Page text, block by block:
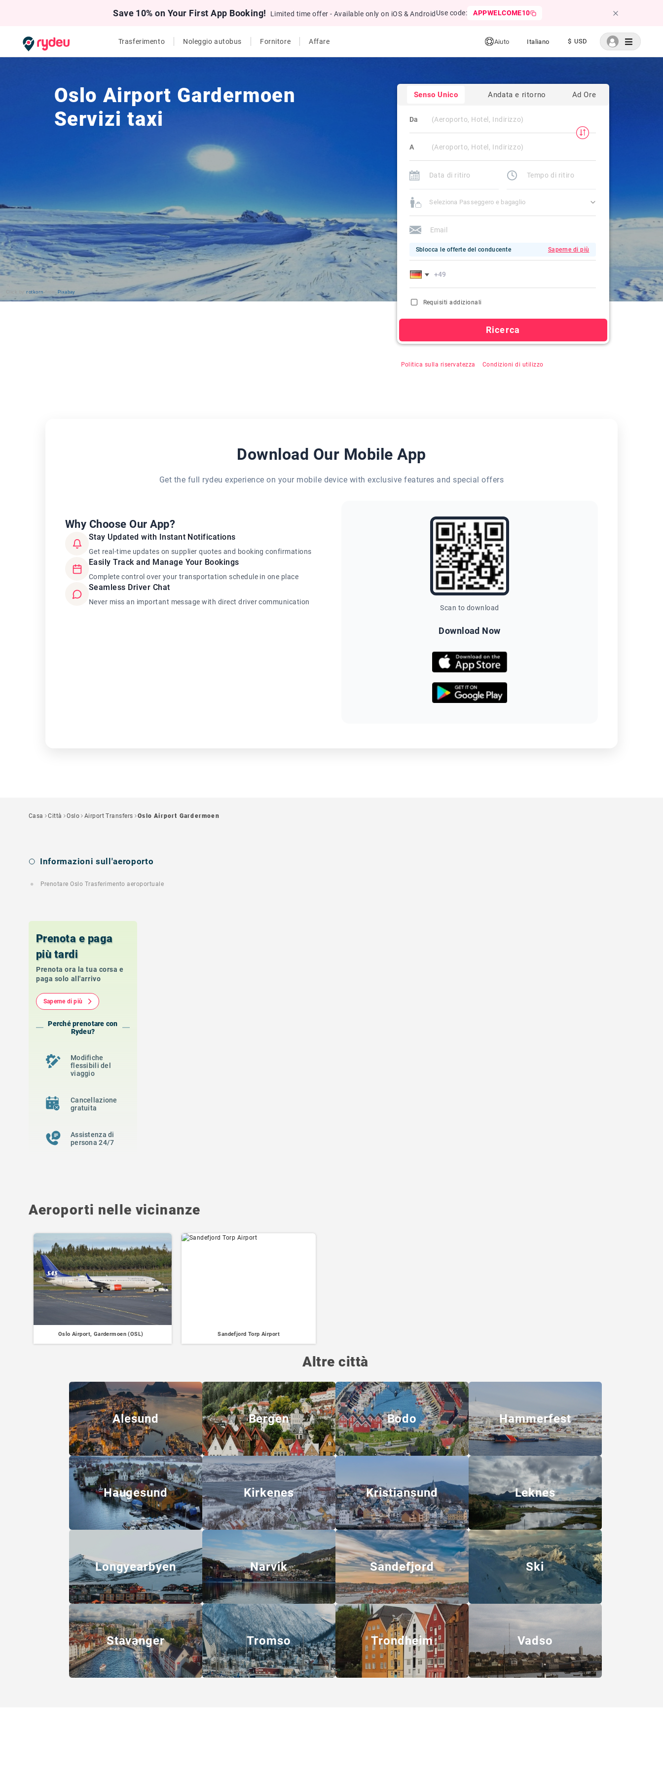
Save 10% on Your First App Booking! Limited time offer - Available only on iOS & Android Use code: APPWELCOME10
Trasferimento Noleggio autobus Fornitore Affare Aiuto Italiano $ USD
Oslo Airport Gardermoen
Servizi taxi
Senso Unico Andata e ritorno Ad Ore
Da
A
Seleziona Passeggero e bagaglio
Sblocca le offerte del conducente Saperne di più
Requisiti addizionali
Ricerca
Politica sulla riservatezza
Condizioni di utilizzo
Click byrotkorn from Pixabay
Download Our Mobile App
Get the full rydeu experience on your mobile device with exclusive features and special offers
Why Choose Our App?
Stay Updated with Instant Notifications
Get real-time updates on supplier quotes and booking confirmations
Easily Track and Manage Your Bookings
Complete control over your transportation schedule in one place
Seamless Driver Chat
Never miss an important message with direct driver communication
Scan to download
Download Now
Casa Città Oslo Airport Transfers Oslo Airport Gardermoen
Informazioni sull'aeroporto
Prenotare Oslo Trasferimento aeroportuale
Prenota e paga
più tardi
Prenota ora la tua corsa e
paga solo all'arrivo
Saperne di più
Perché prenotare con
Rydeu?
Modifiche
flessibili del
viaggio
Cancellazione
gratuita
Assistenza di
persona 24/7
Aeroporti nelle vicinanze
Oslo Airport, Gardermoen (OSL) Sandefjord Torp Airport
Altre città
Alesund Bergen Bodo Hammerfest
Haugesund Kirkenes Kristiansund Leknes
Longyearbyen Narvik Sandefjord Ski
Stavanger Tromso Trondheim Vadso